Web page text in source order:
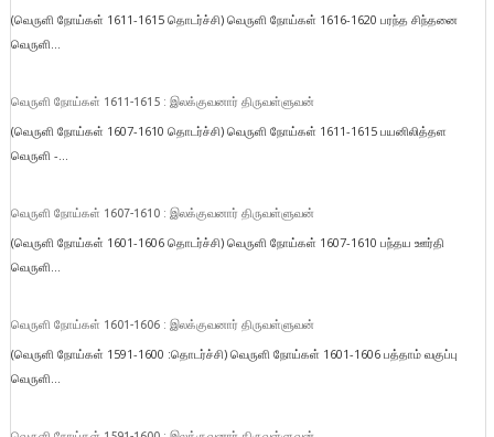
(வெருளி நோய்கள் 1611-1615 தொடர்ச்சி) வெருளி நோய்கள் 1616-1620 பரந்த சிந்தனை
வெருளி...
வெருளி நோய்கள் 1611-1615 : இலக்குவனார் திருவள்ளுவன்
(வெருளி நோய்கள் 1607-1610 தொடர்ச்சி) வெருளி நோய்கள் 1611-1615 பயனிலித்தள
வெருளி -...
வெருளி நோய்கள் 1607-1610 : இலக்குவனார் திருவள்ளுவன்
(வெருளி நோய்கள் 1601-1606 தொடர்ச்சி) வெருளி நோய்கள் 1607-1610 பந்தய ஊர்தி
வெருளி...
வெருளி நோய்கள் 1601-1606 : இலக்குவனார் திருவள்ளுவன்
(வெருளி நோய்கள் 1591-1600 :தொடர்ச்சி) வெருளி நோய்கள் 1601-1606 பத்தாம் வகுப்பு
வெருளி...